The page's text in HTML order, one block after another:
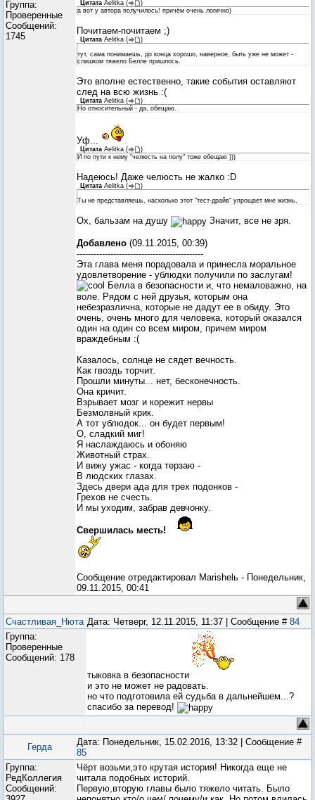
Группа:
Проверенные
Сообщений:
1745
Цитата Aelitka (
)
а вот у автора получилось! причём очень логично)
Почитаем-почитаем ;)
Цитата Aelitka ( )
тут, сама понимаешь, до конца хорошо, наверное, быть уже не может -
слишком тяжело Белле пришлось.
Это вполне естественно, такие события оставляют
след на всю жизнь :(
Цитата Aelitka (
)
Но относительный - да, обещаю.
Уф...
Цитата Aelitka (
)
И по пути к нему "челюсть на полу" тоже обещаю )))
Надеюсь! Даже челюсть не жалко :D
Цитата Aelitka ( )
Ты не представляешь, насколько этот "тест-драйв" упрощает мне жизнь,
Ох, бальзам на душу Значит, все не зря.
Добавлено (09.11.2015, 00:39)
---------------------------------------------
Эта глава меня порадовала и принесла моральное
удовлетворение - ублюдки получили по заслугам!
Белла в безопасности и, что немаловажно, на
воле. Рядом с ней друзья, которым она
небезразлична, которые не дадут ее в обиду. Это
очень, очень много для человека, который оказался
один на один со всем миром, причем миром
враждебным :(
Казалось, солнце не сядет вечность.
Как гвоздь торчит.
Прошли минуты... нет, бесконечность.
Она кричит.
Взрывает мозг и корежит нервы
Безмолвный крик.
А тот ублюдок... он будет первым!
О, сладкий миг!
Я наслаждаюсь и обоняю
Животный страх.
И вижу ужас - когда терзаю -
В людских глазах.
Здесь двери ада для трех подонков -
Грехов не счесть.
И мы уходим, забрав девчонку.
Свершилась месть!
Сообщение отредактировал Marishelь - Понедельник,
09.11.2015, 00:41
Счастливая_Нюта Дата: Четверг, 12.11.2015, 11:37 | Сообщение # 84
Группа:
Проверенные
Сообщений: 178
тыковка в безопасности
и это не может не радовать.
но что подготовила ей судьба в дальнейшем...?
спасибо за перевод!
Герда
Дата: Понедельник, 15.02.2016, 13:32 | Сообщение #
85
Группа:
РедКоллегия
Сообщений:
Чёрт возьми,это крутая история! Никогда еще не
читала подобных историй.
Первую,вторую главы было тяжело читать. Было